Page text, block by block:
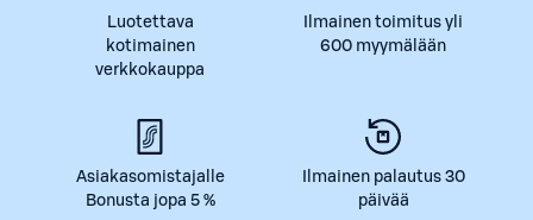
Luotettava
kotimainen
verkkokauppa
Ilmainen toimitus yli
600 myymälään
Asiakasomistajalle
Bonusta jopa 5 %
Ilmainen palautus 30
päivää